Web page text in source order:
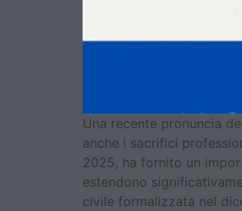
Una recente pronuncia
anche i sacrifici
2025, ha fornito un
estendono
civile formalizzata nel